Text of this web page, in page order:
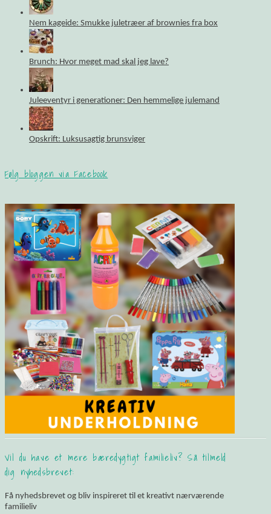
Nem kageide: Smukke juletræer af brownies fra box
Brunch: Hvor meget mad skal jeg lave?
Juleeventyr i generationer: Den hemmelige julemand
Opskrift: Luksusagtig brunsviger
Følg bloggen via Facebook
Vil du have et mere bæredygtigt familieliv? Så tilmeld
dig nyhedsbrevet:
Få nyhedsbrevet og bliv inspireret til et kreativt nærværende
familieliv